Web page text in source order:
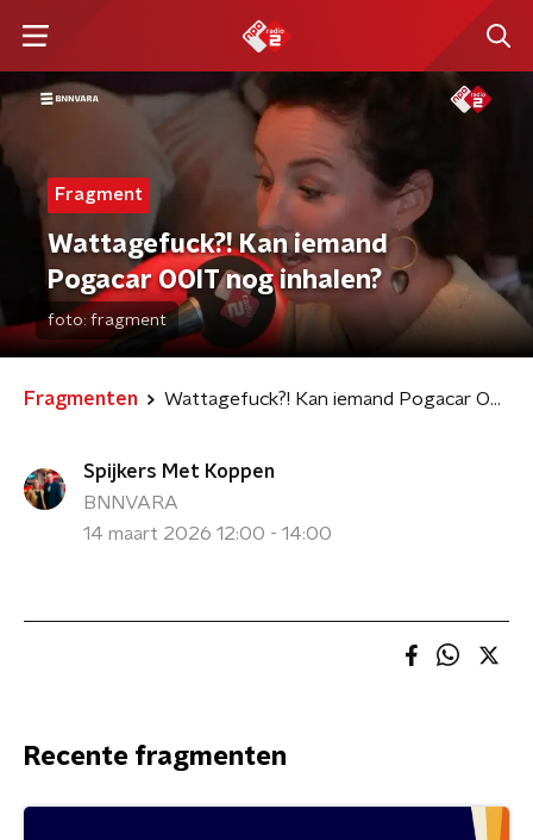
Fragment
Wattagefuck?! Kan iemand
Pogacar OOIT nog inhalen?
foto: fragment
Fragmenten Wattagefuck?! Kan iemand Pogacar OOIT nog inhalen?
Spijkers Met Koppen
BNNVARA
14 maart 2026 12:00 - 14:00
Recente fragmenten